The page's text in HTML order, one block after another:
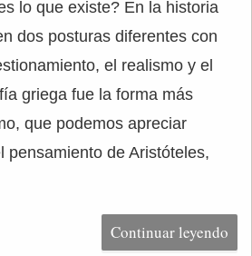
lo que existe? En la historia
dos posturas diferentes con
el realismo y el
griega fue la forma más
que podemos apreciar
pensamiento de Aristóteles,
Continuar leyendo